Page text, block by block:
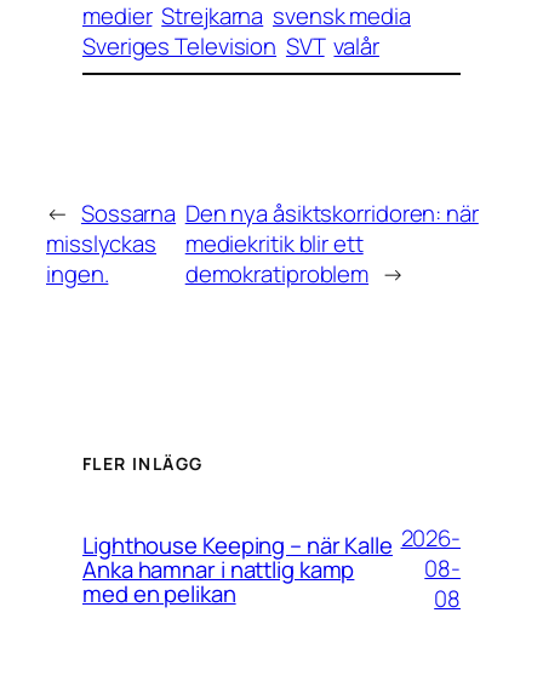
medier Strejkarna svensk media
Sveriges Television SVT valår
← Sossarna
misslyckas
ingen.
Den nya åsiktskorridoren: när
mediekritik blir ett
demokratiproblem →
FLER INLÄGG
Lighthouse Keeping – när Kalle
Anka hamnar i nattlig kamp
med en pelikan
2026-
08-
08